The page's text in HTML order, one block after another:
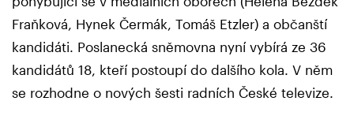
Fraňková, Hynek Čermák, Tomáš Etzler) a občanští
kandidáti. Poslanecká sněmovna nyní vybírá ze 36
kandidátů 18, kteří postoupí do dalšího kola. V něm
se rozhodne o nových šesti radních České televize.